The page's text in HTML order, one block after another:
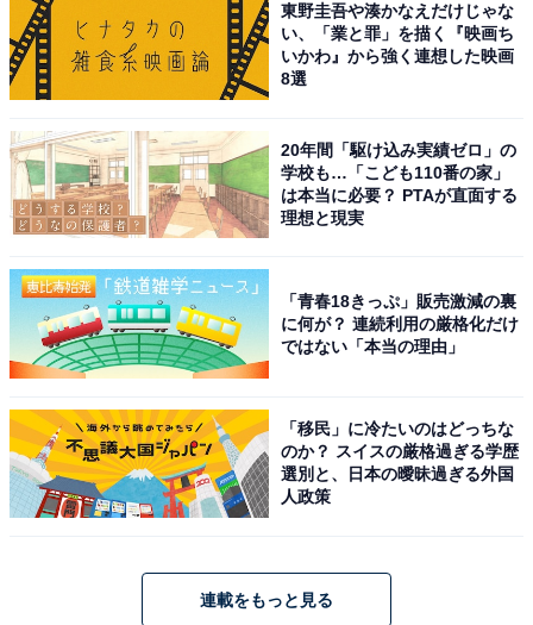
前の記事
第12回
「高学歴ほど高収入」という現
実を、新卒ビジネスパーソンこ
そが肝に銘じるべき理由
次の記事
のか？ 危機管理のプロが考える
3つの最低条件
東野圭吾や湊かなえだけじゃな
い、「業と罪」を描く『映画ち
いかわ』から強く連想した映画
8選
20年間「駆け込み実績ゼロ」の
学校も…「こども110番の家」
は本当に必要？ PTAが直面する
理想と現実
「青春18きっぷ」販売激減の裏
に何が？ 連続利用の厳格化だけ
ではない「本当の理由」
「移民」に冷たいのはどっちな
のか？ スイスの厳格過ぎる学歴
選別と、日本の曖昧過ぎる外国
人政策
連載をもっと見る